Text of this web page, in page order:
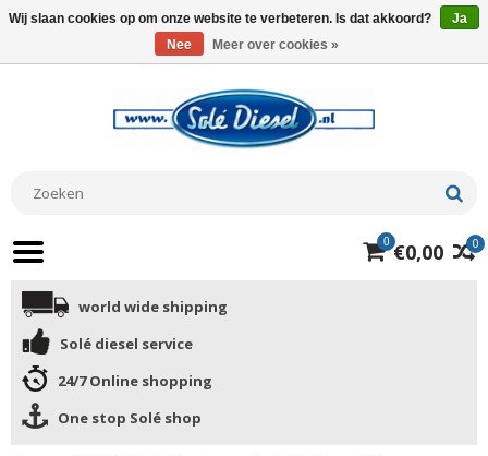
0
0 €0,00
world wide shipping
Solé diesel service
24/7 Online shopping
One stop Solé shop
Wij slaan cookies op om onze website te verbeteren. Is dat akkoord?
Ja
Nee
Meer over cookies »